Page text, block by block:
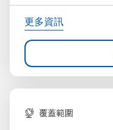
更多資訊
覆蓋範圍